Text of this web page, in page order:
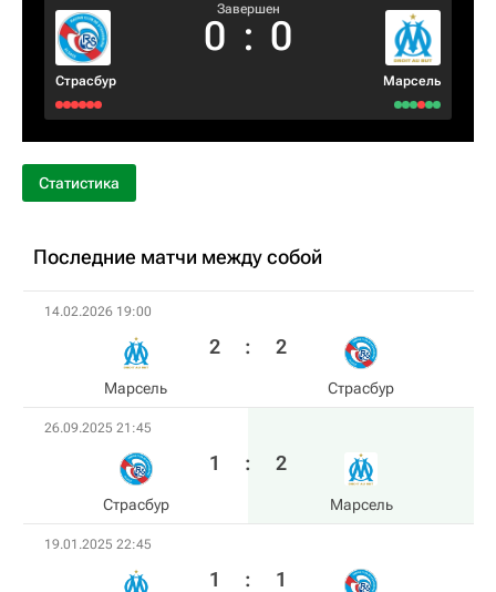
Страсбур
Завершен
0 : 0
Марсель
Статистика
Последние матчи между собой
14.02.2026 19:00
Марсель
2 : 2
Страсбур
26.09.2025 21:45
Страсбур
1 : 2
Марсель
19.01.2025 22:45
1 : 1